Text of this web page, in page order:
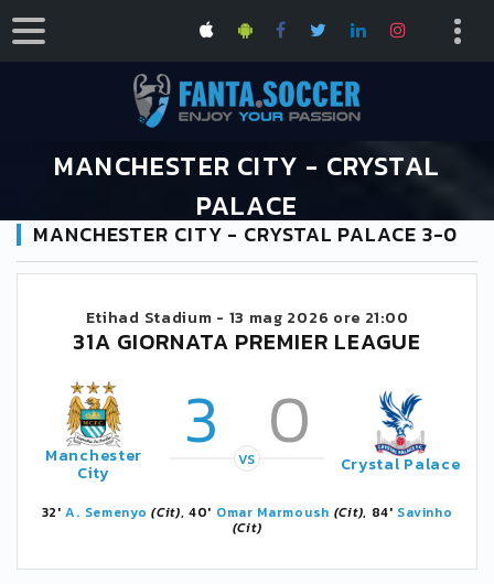
MANCHESTER CITY - CRYSTAL
PALACE
HOME
CALENDARIO PREMIER LEAGUE 2025/2026
MANCHESTER CITY - CRYSTAL PALACE
MANCHESTER CITY - CRYSTAL PALACE 3-0
Etihad Stadium - 13 mag 2026 ore 21:00
31A GIORNATA PREMIER LEAGUE
Manchester
City
3 0
VS Crystal Palace
32'A. Semenyo (Cit), 40' Omar Marmoush (Cit), 84' Savinho
(Cit)